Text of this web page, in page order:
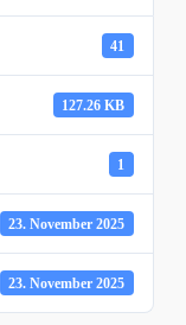
41
127.26 KB
1
23. November 2025
23. November 2025